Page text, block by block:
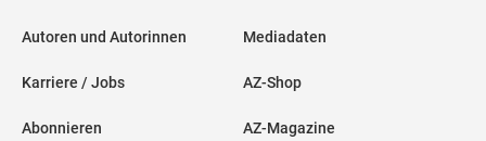
Autoren und Autorinnen
Karriere / Jobs
Abonnieren
Mediadaten
AZ-Shop
AZ-Magazine